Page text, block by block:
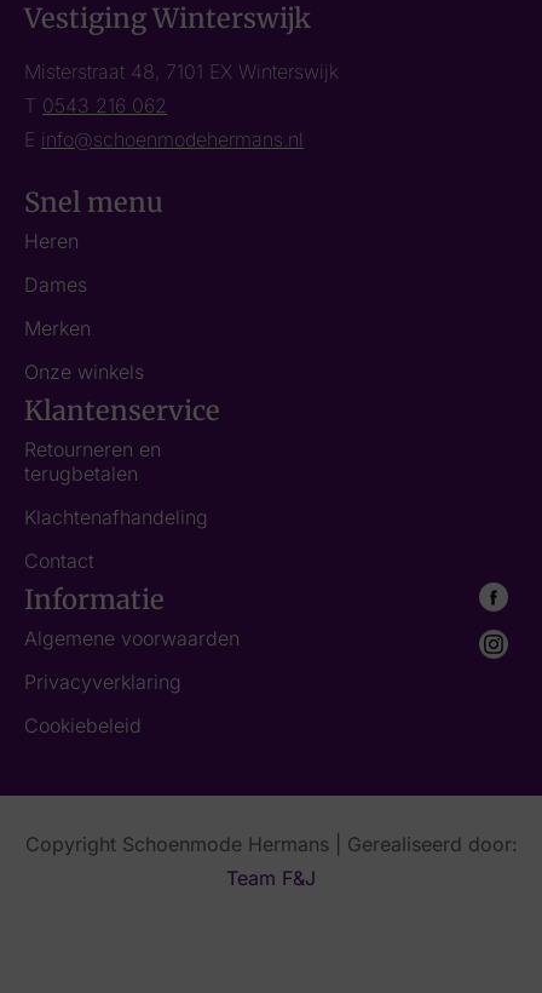
Vestiging Winterswijk
Misterstraat 48, 7101 EX Winterswijk
T 0543 216 062
E info@schoenmodehermans.nl
Snel menu
Heren
Dames
Merken
Onze winkels
Klantenservice
Retourneren en
terugbetalen
Klachtenafhandeling
Contact
Informatie
Algemene voorwaarden
Privacyverklaring
Cookiebeleid
Copyright Schoenmode Hermans | Gerealiseerd door:
Team F&J